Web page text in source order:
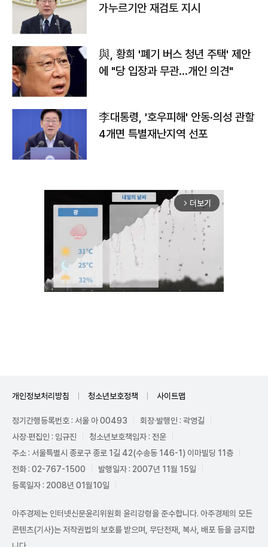
가누르기안 재검토 지시
與, 황희 '폐기 버스 청년 주택' 제안
에 "당 입장과 무관…개인 의견"
李대통령, '호우피해' 안동·의성 관할
4개면 특별재난지역 선포
arrow_forward_ios 더보기
개인정보처리방침 청소년보호정책 사이트맵
정기간행등록번호 : 서울 아 00493
회장·발행인 : 곽영길
사장·편집인 : 임규진
청소년보호책임자 : 전운
주소 : 서울특별시 종로구 종로 1길 42(수송동 146-1) 이마빌딩 11층
전화 : 02-767-1500
발행일자 : 2007년 11월 15일
등록일자 : 2008년 01월10일
아주경제는 인터넷신문윤리위원회 윤리강령을 준수합니다. 아주경제의 모든
콘텐츠(기사)는 저작권법의 보호를 받으며, 무단전재, 복사, 배포 등을 금지합